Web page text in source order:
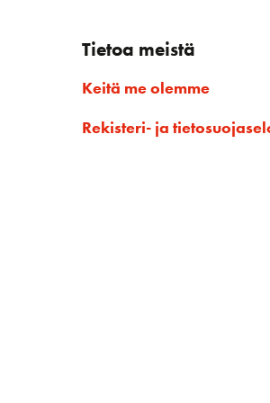
Tietoa meistä
Keitä me olemme
Rekisteri- ja